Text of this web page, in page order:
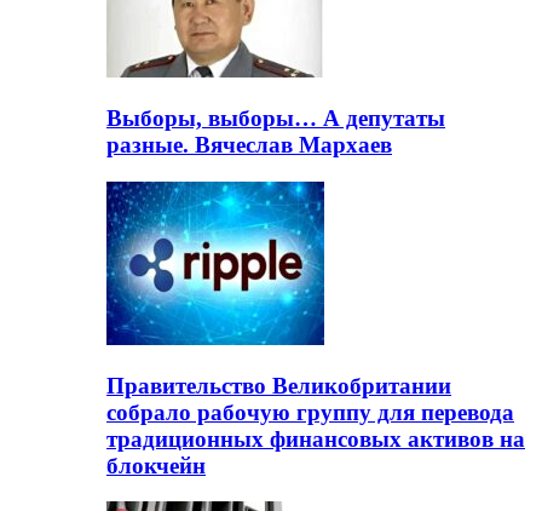
Выборы, выборы… А депутаты
разные. Вячеслав Мархаев
Правительство Великобритании
собрало рабочую группу для перевода
традиционных финансовых активов на
блокчейн